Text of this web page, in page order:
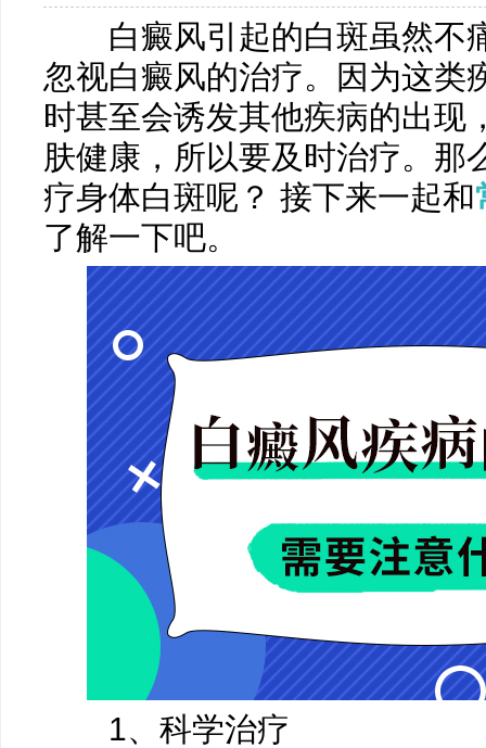
白癜风引起的白斑虽然不
忽视白癜风的治疗。因为这类
时甚至会诱发其他疾病的出现
肤健康，所以要及时治疗。那
疗身体白斑呢？ 接下来一起和
了解一下吧。
1、科学治疗